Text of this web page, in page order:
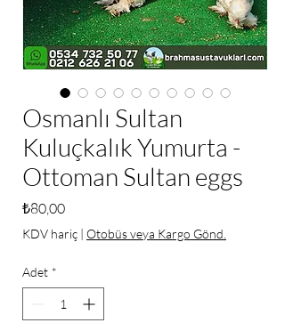
Osmanlı Sultan
Kuluçkalık Yumurta -
Ottoman Sultan eggs
₺80,00Fiyat
KDV hariç | Otobüs veya Kargo Gönd.
Adet *